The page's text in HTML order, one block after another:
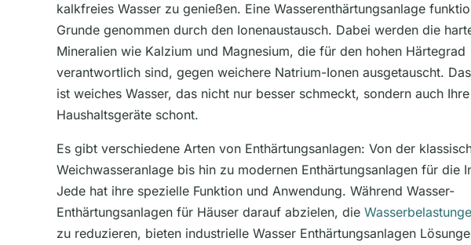
kalkfreies Wasser zu genießen. Eine Wasserenthärtungsanlage
Grunde genommen durch den Ionenaustausch. Dabei werden die
Mineralien wie Kalzium und Magnesium, die für den hohen Härtegrad
verantwortlich sind, gegen weichere Natrium-Ionen ausgetauscht.
ist weiches Wasser, das nicht nur besser schmeckt, sondern auch Ihre
Haushaltsgeräte schont.
Es gibt verschiedene Arten von Enthärtungsanlagen: Von der
Weichwasseranlage bis hin zu modernen Enthärtungsanlagen für die
Jede hat ihre spezielle Funktion und Anwendung. Während Wasser-
Enthärtungsanlagen für Häuser darauf abzielen, die
zu reduzieren, bieten industrielle Wasser Enthärtungsanlagen